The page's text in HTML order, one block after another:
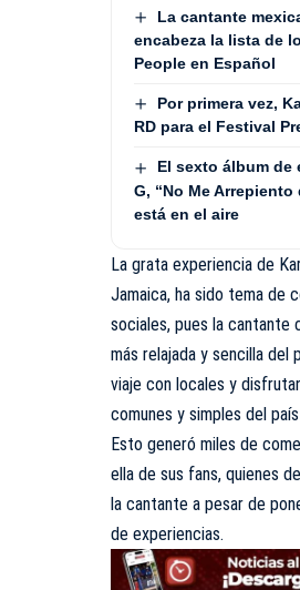
La cantante
encabeza la lista de
People en Español
Por primera vez,
RD para el Festival
El sexto álbum de
G, “No Me
está en el aire
La grata experiencia de
Jamaica, ha sido tema de
sociales, pues la cantante
más relajada y sencilla del
viaje con locales y
comunes y simples del
Esto generó miles de
ella de sus fans, quienes
la cantante a pesar de
de experiencias.